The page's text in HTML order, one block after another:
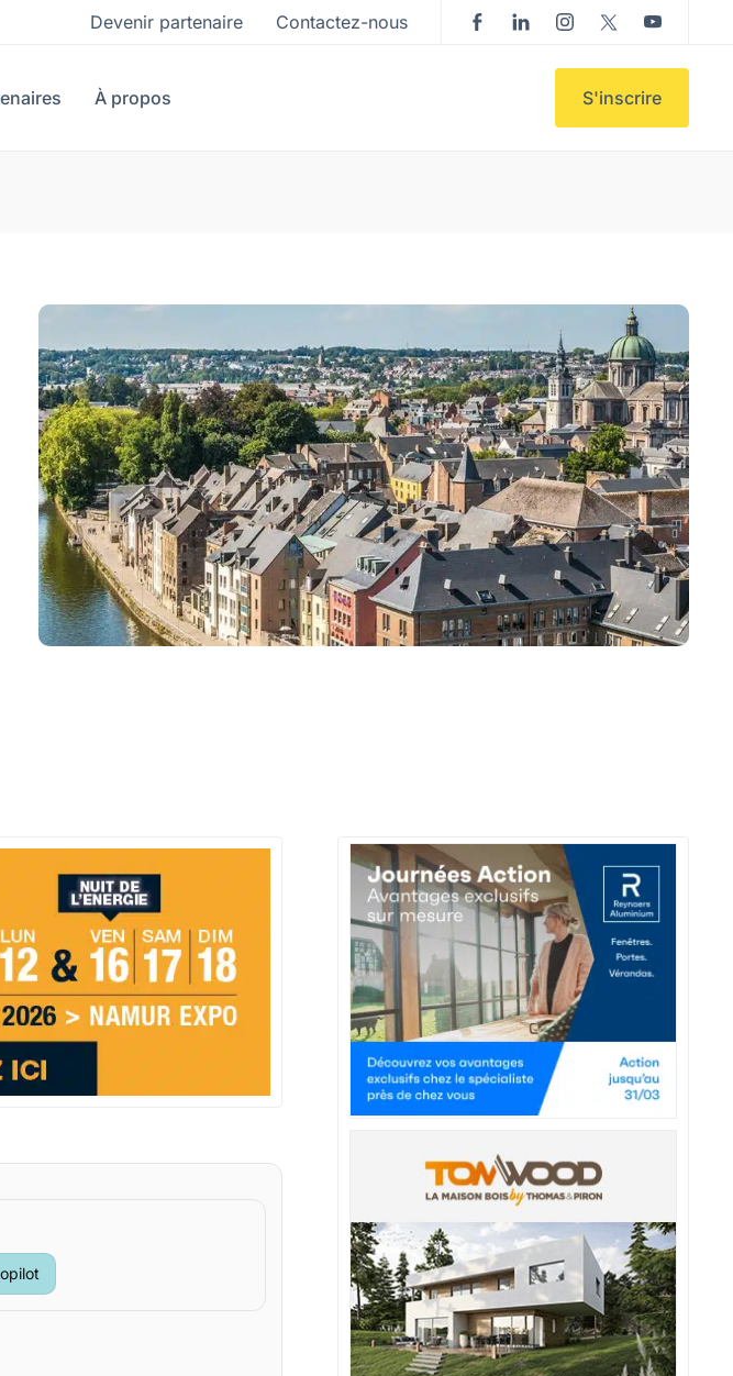
Devenir partenaire Contactez-nous
À propos S'inscrire